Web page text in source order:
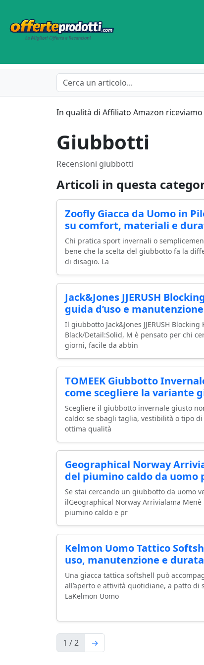
In qualità di Affiliato Amazon
Giubbotti
Recensioni giubbotti
Articoli in questa
Zoofly Giacca da Uomo in
su comfort, materiali e
Chi pratica sport invernali o
bene che la scelta del giubbotto fa la
di disagio. La
Jack&Jones JJERUSH
guida d’uso e
Il giubbotto Jack&Jones JJERUSH
Black/Detail:Solid, M è pensato per chi
giorni, facile da abbin
TOMEEK Giubbotto
come scegliere la variante
Scegliere il giubbotto invernale giusto
caldo: se sbagli taglia, vestibilità o tipo
ottima qualità
Geographical Norway
del piumino caldo da uomo
Se stai cercando un giubbotto da uomo
ilGeographical Norway Arrivialama
piumino caldo e pr
Kelmon Uomo Tattico
uso, manutenzione e durata
Una giacca tattica softshell può
all’aperto e attività quotidiane, a patto
LaKelmon Uomo
1 / 2 →